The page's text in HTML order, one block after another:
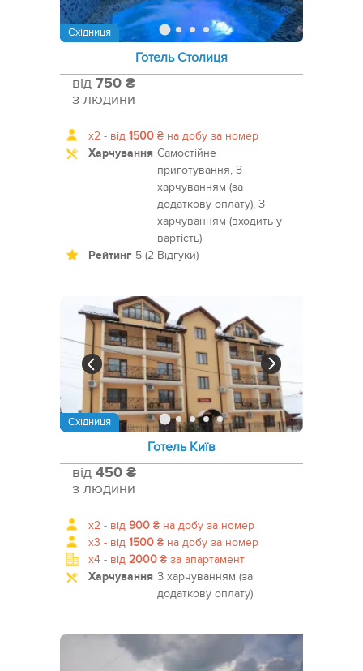
Східниця
Готель Столиця
від 750 ₴
з людини
x2 - від 1500 ₴ на добу за номер
Харчування Самостійне
приготування, З
харчуванням (за
додаткову оплату), З
харчуванням (входить у
вартість)
Рейтинг 5 (2 Відгуки)
Східниця
Готель Київ
від 450 ₴
з людини
x2 - від 900 ₴ на добу за номер
x3 - від 1500 ₴ на добу за номер
x4 - від 2000 ₴ за апартамент
Харчування З харчуванням (за
додаткову оплату)